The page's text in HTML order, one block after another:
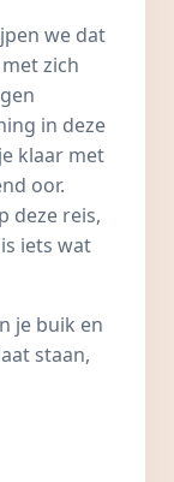
we dat
zich
in deze
klaar met
oor.
deze reis,
iets wat
je buik en
staan,